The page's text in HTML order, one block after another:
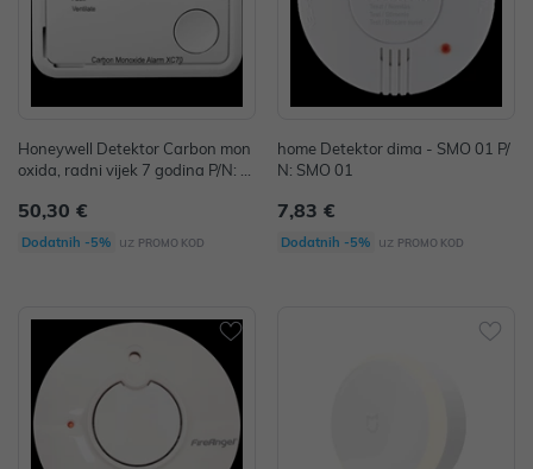
Honeywell Detektor Carbon mon
oxida, radni vijek 7 godina P/N: X
50,30 €
Dodatnih -5% uz PROMO KOD
home Detektor dima - SMO 01 P/
N: SMO 01
7,83 €
Dodatnih -5% uz PROMO KOD